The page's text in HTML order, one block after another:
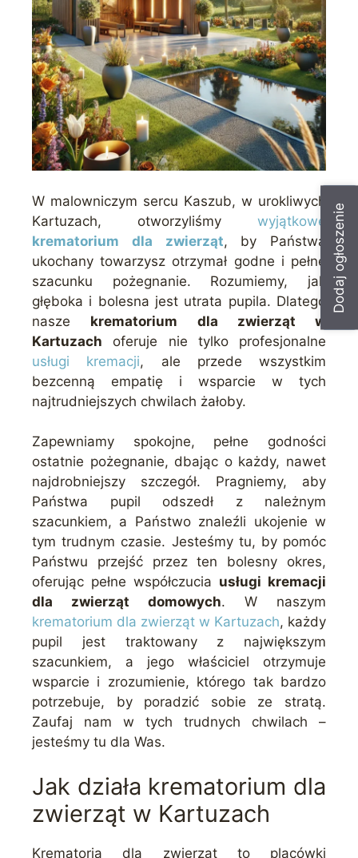
Dodaj ogłoszenie
W malowniczym sercu Kaszub, w urokliwych
Kartuzach, otworzyliśmy wyjątkowe
krematorium dla zwierząt, by Państwa
ukochany towarzysz otrzymał godne i pełne
szacunku pożegnanie. Rozumiemy, jak
głęboka i bolesna jest utrata pupila. Dlatego
nasze krematorium dla zwierząt w
Kartuzach oferuje nie tylko profesjonalne
usługi kremacji, ale przede wszystkim
bezcenną empatię i wsparcie w tych
najtrudniejszych chwilach żałoby.
Zapewniamy spokojne, pełne godności
ostatnie pożegnanie, dbając o każdy, nawet
najdrobniejszy szczegół. Pragniemy, aby
Państwa pupil odszedł z należnym
szacunkiem, a Państwo znaleźli ukojenie w
tym trudnym czasie. Jesteśmy tu, by pomóc
Państwu przejść przez ten bolesny okres,
oferując pełne współczucia usługi kremacji
dla zwierząt domowych. W naszym
krematorium dla zwierząt w Kartuzach, każdy
pupil jest traktowany z największym
szacunkiem, a jego właściciel otrzymuje
wsparcie i zrozumienie, którego tak bardzo
potrzebuje, by poradzić sobie ze stratą.
Zaufaj nam w tych trudnych chwilach –
jesteśmy tu dla Was.
Jak działa krematorium dla
zwierząt w Kartuzach
Krematoria dla zwierząt to placówki